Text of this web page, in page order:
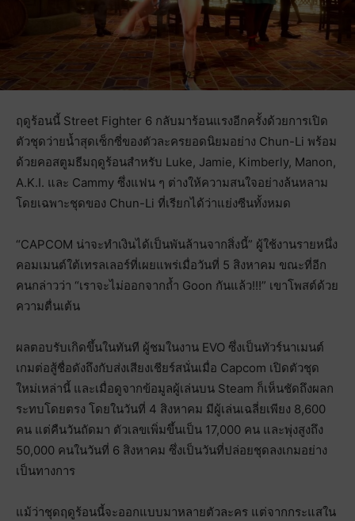
ฤดูร้อนนี้ Street Fighter 6 กลับมาร้อนแรงอีกครั้งด้วยการเปิด
ตัวชุดว่ายน้ำสุดเซ็กซี่ของตัวละครยอดนิยมอย่าง Chun-Li พร้อม
ด้วยคอสตูมธีมฤดูร้อนสำหรับ Luke, Jamie, Kimberly, Manon,
A.K.I. และ Cammy ซึ่งแฟน ๆ ต่างให้ความสนใจอย่างล้นหลาม
โดยเฉพาะชุดของ Chun-Li ที่เรียกได้ว่าแย่งซีนทั้งหมด
“CAPCOM น่าจะทำเงินได้เป็นพันล้านจากสิ่งนี้” ผู้ใช้งานรายหนึ่ง
คอมเมนต์ใต้เทรลเลอร์ที่เผยแพร่เมื่อวันที่ 5 สิงหาคม ขณะที่อีก
คนกล่าวว่า “เราจะไม่ออกจากถ้ำ Goon กันแล้ว!!!” เขาโพสต์ด้วย
ความตื่นเต้น
ผลตอบรับเกิดขึ้นในทันที ผู้ชมในงาน EVO ซึ่งเป็นทัวร์นาเมนต์
เกมต่อสู้ชื่อดังถึงกับส่งเสียงเชียร์สนั่นเมื่อ Capcom เปิดตัวชุด
ใหม่เหล่านี้ และเมื่อดูจากข้อมูลผู้เล่นบน Steam ก็เห็นชัดถึงผลก
ระทบโดยตรง โดยในวันที่ 4 สิงหาคม มีผู้เล่นเฉลี่ยเพียง 8,600
คน แต่คืนวันถัดมา ตัวเลขเพิ่มขึ้นเป็น 17,000 คน และพุ่งสูงถึง
50,000 คนในวันที่ 6 สิงหาคม ซึ่งเป็นวันที่ปล่อยชุดลงเกมอย่าง
เป็นทางการ
แม้ว่าชุดฤดูร้อนนี้จะออกแบบมาหลายตัวละคร แต่จากกระแสใน